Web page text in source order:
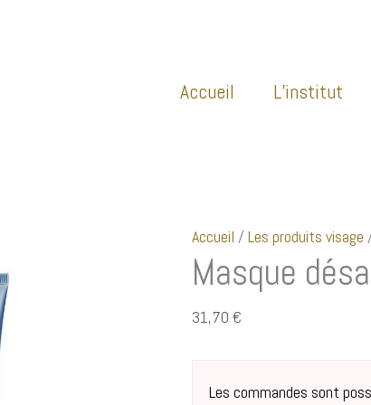
Accueil L’institut
Accueil /Les produits visage
Masque
31,70 €
Les commandes sont